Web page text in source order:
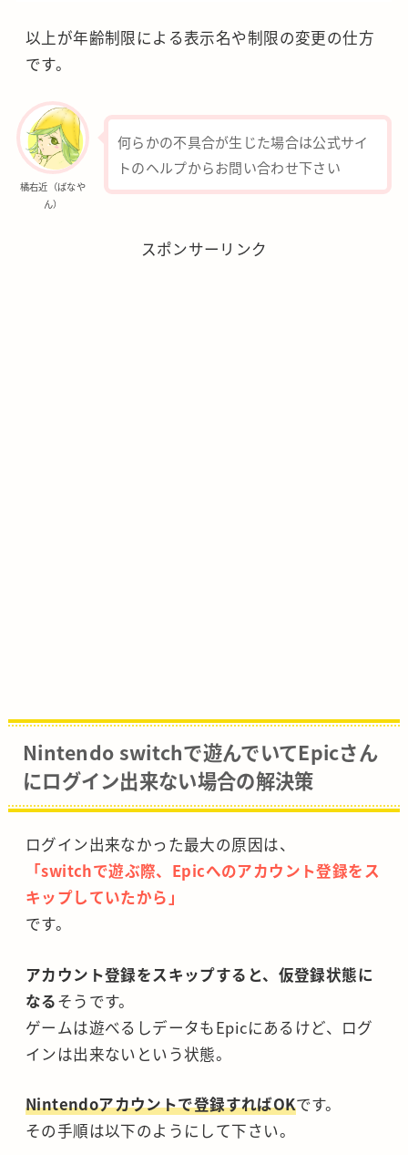
以上が年齢制限による表示名や制限の変更の仕方
です。
橘右近（ばなや
ん）
何らかの不具合が生じた場合は公式サイ
トのヘルプからお問い合わせ下さい
スポンサーリンク
Nintendo switchで遊んでいてEpicさん
にログイン出来ない場合の解決策
ログイン出来なかった最大の原因は、
「switchで遊ぶ際、Epicへのアカウント登録をス
キップしていたから」
です。
アカウント登録をスキップすると、仮登録状態に
なるそうです。
ゲームは遊べるしデータもEpicにあるけど、ログ
インは出来ないという状態。
Nintendoアカウントで登録すればOKです。
その手順は以下のようにして下さい。